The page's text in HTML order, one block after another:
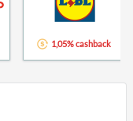
1,05% cashback